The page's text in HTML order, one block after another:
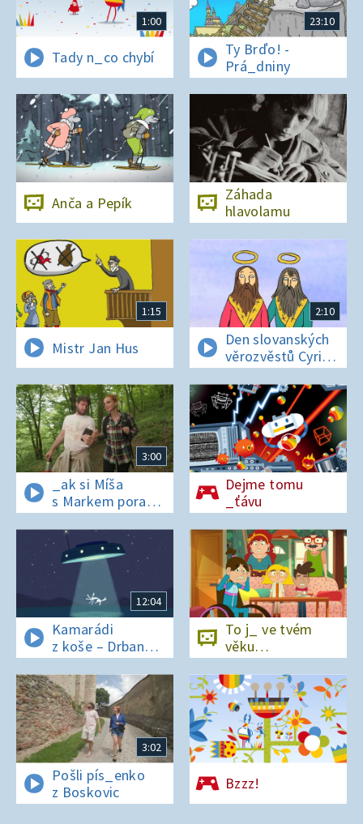
1:00
Tady n_co chybí
23:10
Ty Brďo! -
Prá_dniny
Anča a Pepík
Záhada
hlavolamu
1:15
Mistr Jan Hus
2:10
Den slovanských
věrozvěstů Cyrila
a Metoděje
3:00
_ak si Míša
s Markem poradí
v lese bez
si_nálu?
Dejme tomu
_ťávu
12:04
Kamarádi
z koše – Drban
a UFO
To j_ ve tvém
věku…
3:02
Pošli pís_enko
z Boskovic
Bzzz!